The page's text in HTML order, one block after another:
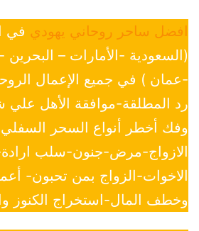
افضل ساحر روحاني يهودي في
(السعودية -الأمارات –
-عمان ) في جميع الإعمال
رد المطلقة-موافقة الأهل علي
وفك أخطر أنواع السحر
الازواج-مرض-جنون-سلب
الاخوات-الزواج بمن تحبون-
وخطف المال-استخراج الكنوز